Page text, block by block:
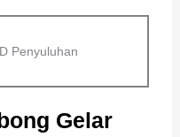
Penyuluhan
Gelar